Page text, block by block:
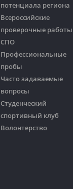
потенциала региона
Всероссийские
проверочные работы
СПО
Профессиональные
пробы
Часто задаваемые
вопросы
Студенческий
спортивный клуб
Волонтерство